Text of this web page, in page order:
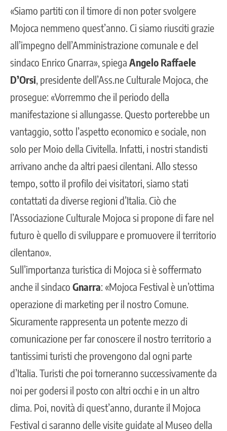
«Siamo partiti con il timore di non poter svolgere
Mojoca nemmeno quest’anno. Ci siamo riusciti grazie
all’impegno dell’Amministrazione comunale e del
sindaco Enrico Gnarra», spiega Angelo Raffaele
D’Orsi , presidente dell’Ass.ne Culturale Mojoca, che
prosegue: «Vorremmo che il periodo della
manifestazione si allungasse. Questo porterebbe un
vantaggio, sotto l’aspetto economico e sociale, non
solo per Moio della Civitella. Infatti, i nostri standisti
arrivano anche da altri paesi cilentani. Allo stesso
tempo, sotto il profilo dei visitatori, siamo stati
contattati da diverse regioni d’Italia. Ciò che
l’Associazione Culturale Mojoca si propone di fare nel
futuro è quello di sviluppare e promuovere il territorio
cilentano».
Sull’importanza turistica di Mojoca si è soffermato
anche il sindaco Gnarra: «Mojoca Festival è un’ottima
operazione di marketing per il nostro Comune.
Sicuramente rappresenta un potente mezzo di
comunicazione per far conoscere il nostro territorio a
tantissimi turisti che provengono dal ogni parte
d’Italia. Turisti che poi torneranno successivamente da
noi per godersi il posto con altri occhi e in un altro
clima. Poi, novità di quest’anno, durante il Mojoca
Festival ci saranno delle visite guidate al Museo della